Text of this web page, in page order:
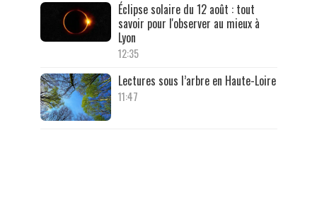
Éclipse solaire du 12 août : tout
savoir pour l'observer au mieux à
Lyon
12:35
Lectures sous l’arbre en Haute-Loire
11:47